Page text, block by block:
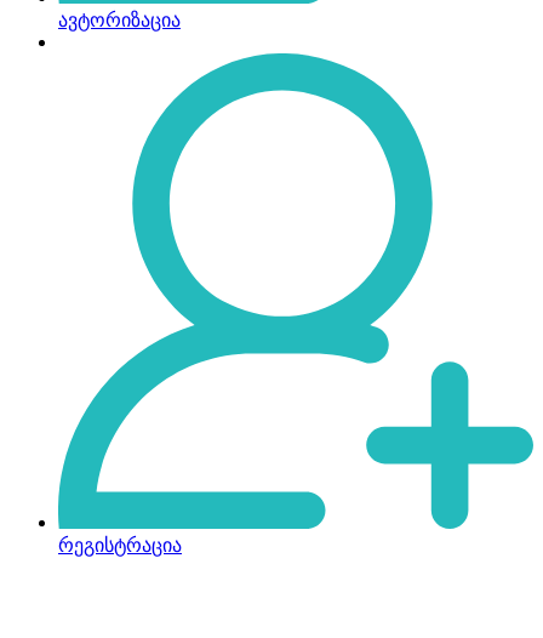
ავტორიზაცია
რეგისტრაცია